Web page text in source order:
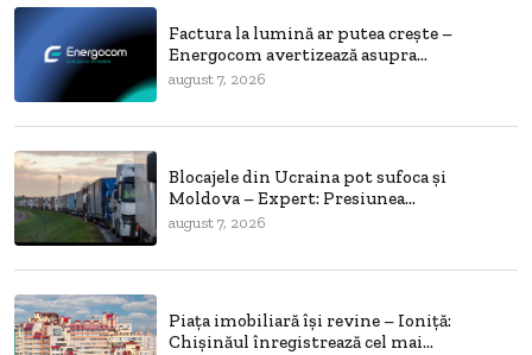
Factura la lumină ar putea crește –
Energocom avertizează asupra...
august 7, 2026
Blocajele din Ucraina pot sufoca și
Moldova – Expert: Presiunea...
august 7, 2026
Piața imobiliară își revine – Ioniță:
Chișinăul înregistrează cel mai...